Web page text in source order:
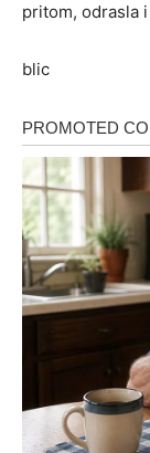
pritom, odrasla
blic